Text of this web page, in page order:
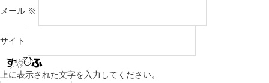
メール ※
サイト
上に表示された文字を入力してください。